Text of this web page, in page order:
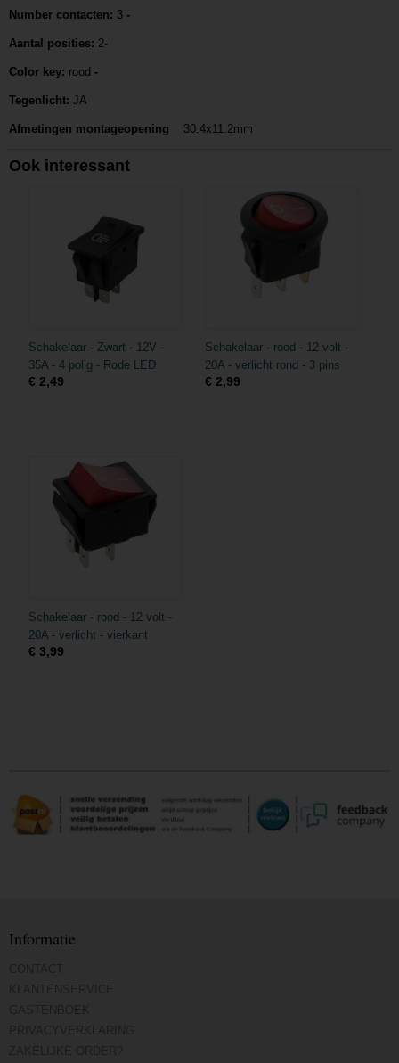
Number contacten: 3 -
Aantal posities: 2-
Color key: rood -
Tegenlicht: JA
Afmetingen montageopening 30.4x11.2mm
Ook interessant
Schakelaar - Zwart - 12V -
35A - 4 polig - Rode LED
€ 2,49
Schakelaar - rood - 12 volt -
20A - verlicht rond - 3 pins
€ 2,99
Schakelaar - rood - 12 volt -
20A - verlicht - vierkant
€ 3,99
Informatie